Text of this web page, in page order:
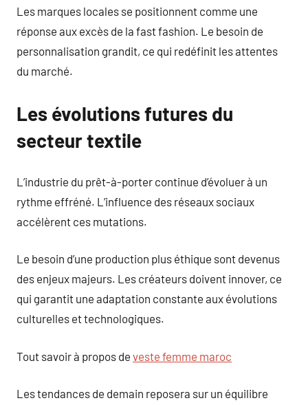
Les marques locales se positionnent comme une
réponse aux excès de la fast fashion. Le besoin de
personnalisation grandit, ce qui redéfinit les attentes
du marché.
Les évolutions futures du
secteur textile
L’industrie du prêt-à-porter continue d’évoluer à un
rythme effréné. L’influence des réseaux sociaux
accélèrent ces mutations.
Le besoin d’une production plus éthique sont devenus
des enjeux majeurs. Les créateurs doivent innover, ce
qui garantit une adaptation constante aux évolutions
culturelles et technologiques.
Tout savoir à propos de veste femme maroc
Les tendances de demain reposera sur un équilibre